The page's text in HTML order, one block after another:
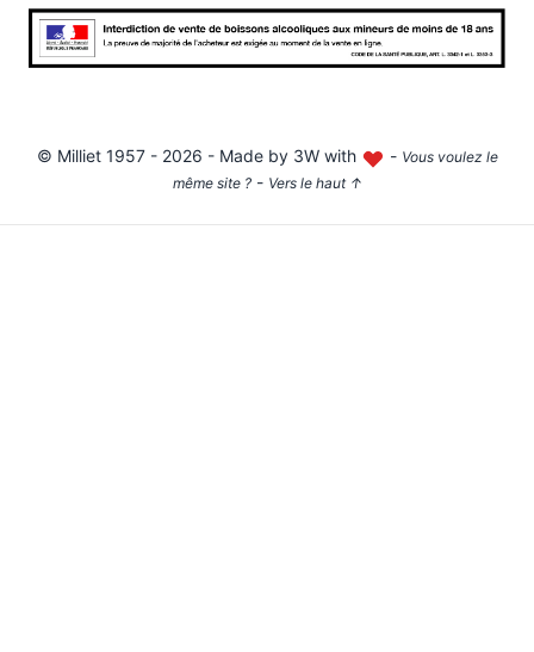
© Milliet1957 - 2026 - Made by 3W with - Vous voulez le
même site ?- Vers le haut ↑